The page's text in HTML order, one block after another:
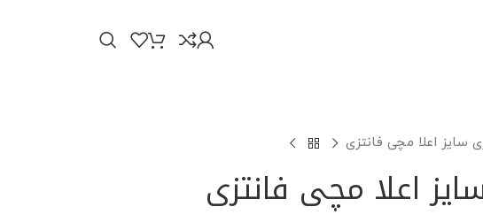
سایز اعلا مچی فانتزی
اعلا مچی فانتزی